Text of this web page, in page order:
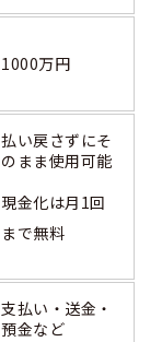
1000万円
払い戻さずにそ
のまま使用可能
現金化は月1回
まで無料
支払い・送金・
預金など